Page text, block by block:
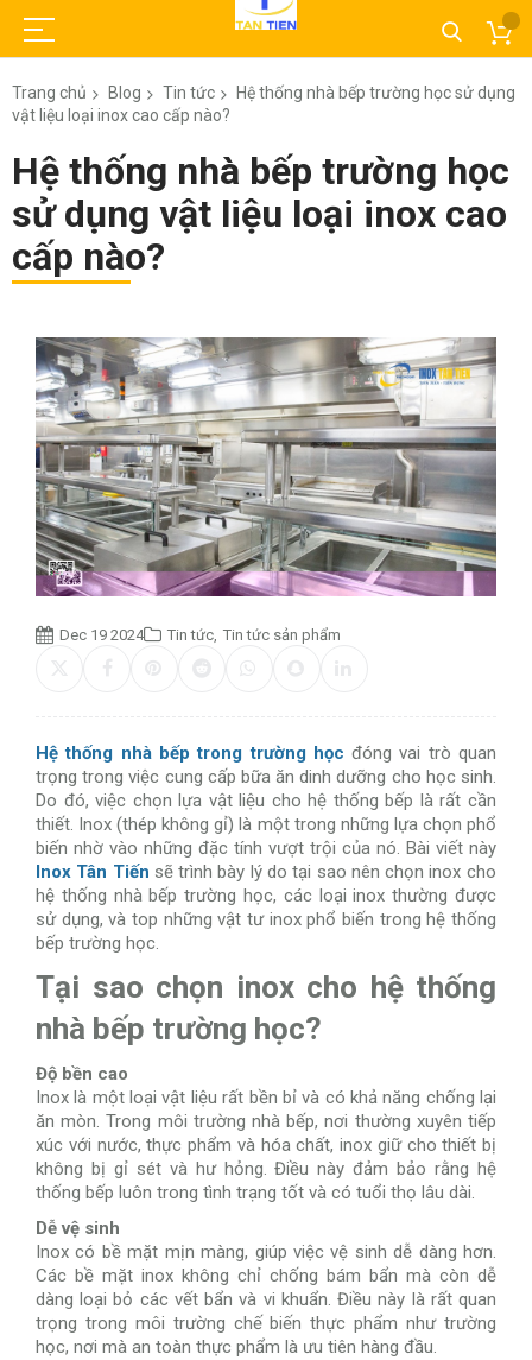
Trang chủ Blog Tin tức
Hệ thống nhà bếp trường học sử dụng
vật liệu loại inox cao cấp nào?
Hệ thống nhà bếp trường học
sử dụng vật liệu loại inox cao
cấp nào?
Dec 19 2024 Tin tức, Tin tức sản phẩm
Hệ thống nhà bếp trong trường học đóng vai trò quan
trọng trong việc cung cấp bữa ăn dinh dưỡng cho học sinh.
Do đó, việc chọn lựa vật liệu cho hệ thống bếp là rất cần
thiết. Inox (thép không gỉ) là một trong những lựa chọn phổ
biến nhờ vào những đặc tính vượt trội của nó. Bài viết này
Inox Tân Tiến sẽ trình bày lý do tại sao nên chọn inox cho
hệ thống nhà bếp trường học, các loại inox thường được
sử dụng, và top những vật tư inox phổ biến trong hệ thống
bếp trường học.
Tại sao chọn inox cho hệ thống
nhà bếp trường học?
Độ bền cao
Inox là một loại vật liệu rất bền bỉ và có khả năng chống lại
ăn mòn. Trong môi trường nhà bếp, nơi thường xuyên tiếp
xúc với nước, thực phẩm và hóa chất, inox giữ cho thiết bị
không bị gỉ sét và hư hỏng. Điều này đảm bảo rằng hệ
thống bếp luôn trong tình trạng tốt và có tuổi thọ lâu dài.
Dễ vệ sinh
Inox có bề mặt mịn màng, giúp việc vệ sinh dễ dàng hơn.
Các bề mặt inox không chỉ chống bám bẩn mà còn dễ
dàng loại bỏ các vết bẩn và vi khuẩn. Điều này là rất quan
trọng trong môi trường chế biến thực phẩm như trường
học, nơi mà an toàn thực phẩm là ưu tiên hàng đầu.